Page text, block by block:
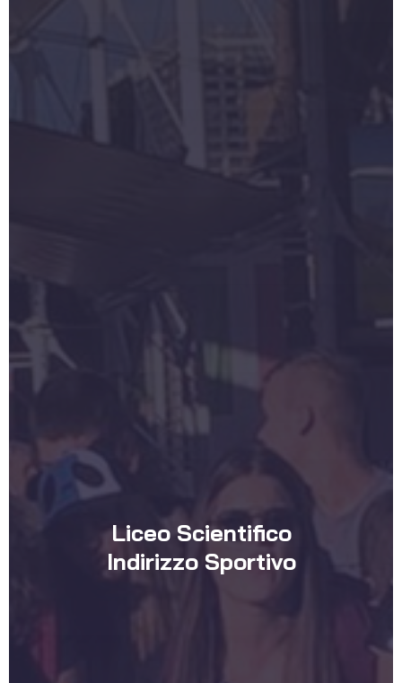
Liceo Scientifico
Indirizzo Sportivo